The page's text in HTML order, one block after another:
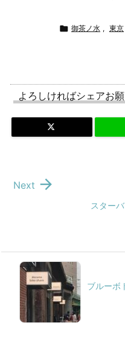
 御茶ノ水 , 東京
よろしければシェアお
スター

Next
ブルーボ